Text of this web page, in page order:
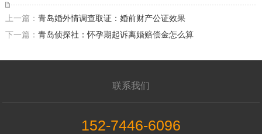
上一篇： 青岛婚外情调查取证：婚前财产公证效果
下一篇： 青岛侦探社：怀孕期起诉离婚赔偿金怎么算
联系我们
152-7446-6096